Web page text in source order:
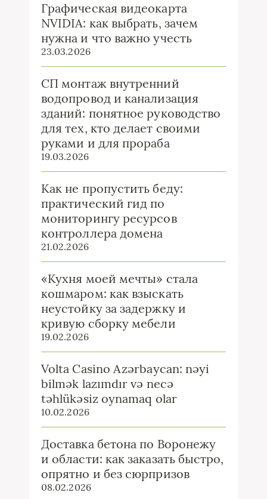
Графическая видеокарта
NVIDIA: как выбрать, зачем
нужна и что важно учесть
23.03.2026
СП монтаж внутренний
водопровод и канализация
зданий: понятное руководство
для тех, кто делает своими
руками и для прораба
19.03.2026
Как не пропустить беду:
практический гид по
мониторингу ресурсов
контроллера домена
21.02.2026
«Кухня моей мечты» стала
кошмаром: как взыскать
неустойку за задержку и
кривую сборку мебели
19.02.2026
Volta Casino Azərbaycan: nəyi
bilmək lazımdır və necə
təhlükəsiz oynamaq olar
10.02.2026
Доставка бетона по Воронежу
и области: как заказать быстро,
опрятно и без сюрпризов
08.02.2026